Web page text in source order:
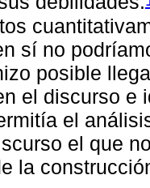
sí no
posible
el discurso e
el
el que
la